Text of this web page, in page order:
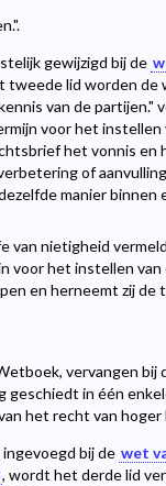
gewijzigd bij de
tweede lid worden
van de partijen."
voor het
het vonnis en
of
manier binnen
van nietigheid
voor het instellen
en herneemt zij de
vervangen bij
in één
het recht van hoger
bij de wet
, wordt het derde lid